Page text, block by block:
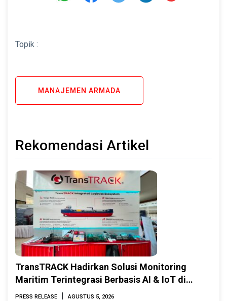
Topik :
MANAJEMEN ARMADA
Rekomendasi Artikel
TransTRACK Hadirkan Solusi Monitoring
Maritim Terintegrasi Berbasis AI & IoT di
Indonesia Marine & Offshore Expo (IMOX)
PRESS RELEASE | AGUSTUS 5, 2026